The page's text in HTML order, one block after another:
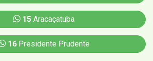
15 Aracaçatuba
16Presidente Prudente